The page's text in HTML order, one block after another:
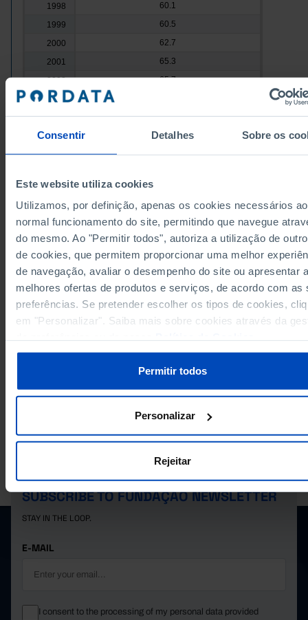
Consentir Detalhes Sobre os
Este website utiliza cookies
Utilizamos, por definição, apenas os cookies necessários ao
normal funcionamento do site, permitindo que navegue
do mesmo. Ao "Permitir todos", autoriza a utilização de
de cookies, que permitem proporcionar uma melhor
de navegação, avaliar o desempenho do site ou apresentar
melhores ofertas de produtos e serviços, de acordo com as
preferências. Se pretender escolher os tipos de cookies,
em "Personalizar". Saiba mais sobre cookies através da
Permitir todos
Personalizar
Rejeitar
1998
60.1
1999
60.5
2000
62.7
2001
65.3
2002
65.7
2003
2004
66.8
2005
65.8
2006
┴57.6
2009
61.1
Sources/Entities: INE (until 2005) | INAG/MA; INE (as from 2006), PORDATA
RELATED
Household final consumption in economic territory: total and by goods and
PORDATA IS A PROJECT OF THE FUNDAÇÃO FRANCISCO MANUEL DOS
SANTOS.
SUBSCRIBE TO FUNDAÇÃO NEWSLETTER
STAY IN THE LOOP.
E-MAIL
I consent to the processing of my personal data provided